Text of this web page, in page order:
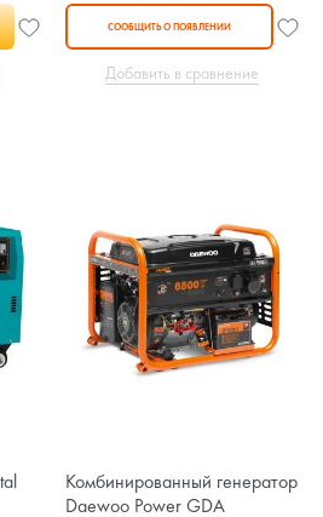
СООБЩИТЬ О ПОЯВЛЕНИИ
Добавить в сравнение
Комбинированный генератор
Daewoo Power GDA